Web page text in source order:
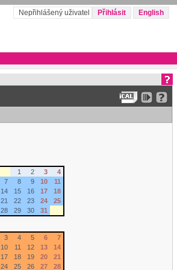
Nepřihlášený uživatel Přihlásit English
1 2 3
4
7 8 9 10
11
14 15 16 17
18
21 22 23 24
25
28 29 30 31
3 4 5 6
7
10 11 12 13
14
17 18 19 20
21
24 25 26 27
28